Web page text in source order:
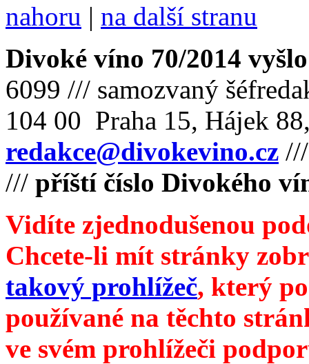
nahoru | na další stranu
Divoké víno 70/2014
6099 /// samozvaný
104 00 Praha 15, Hájek
redakce@divokevino.cz
/// příští číslo Divokého
Vidíte zjednodušenou
Chcete-li mít stránky
takový prohlížeč, který
používané na těchto
ve svém prohlížeči